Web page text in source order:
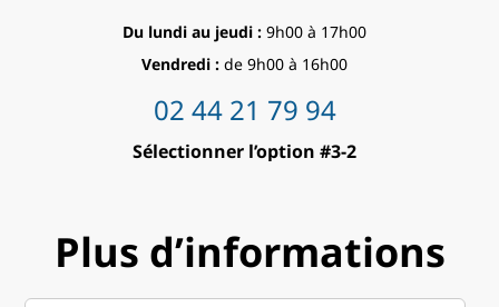
Du lundi au jeudi :9h00 à 17h00
Vendredi :de 9h00 à 16h00
02 44 21 79 94
Sélectionner l’option #3-2
Plus d’informations